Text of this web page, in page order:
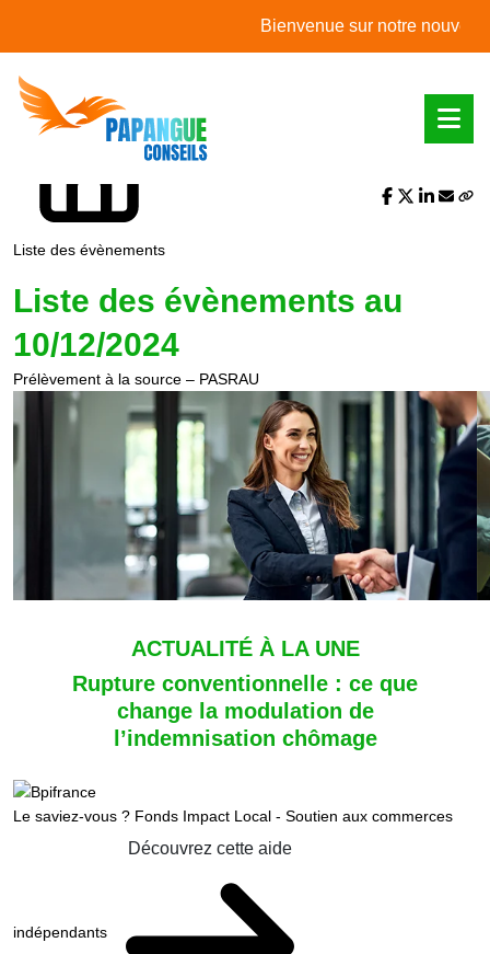
Bienvenue sur notre nouveau
L'actualité du mois
Liste des évènements
Liste des évènements au
10/12/2024
Prélèvement à la source – PASRAU
ACTUALITÉ À LA UNE
Rupture conventionnelle : ce que
change la modulation de
l’indemnisation chômage
Le saviez-vous ? Fonds Impact Local - Soutien aux commerces
indépendants
Découvrez cette aide